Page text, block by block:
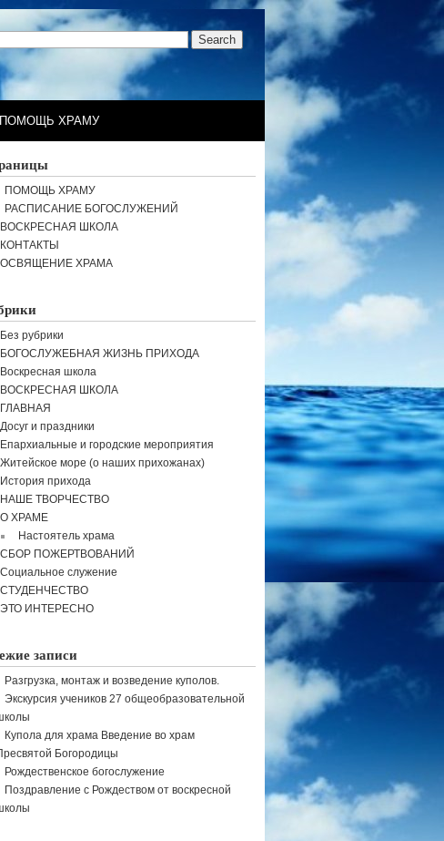
ПОМОЩЬ ХРАМУ
ПОМОЩЬ ХРАМУ
РАСПИСАНИЕ БОГОСЛУЖЕНИЙ
ВОСКРЕСНАЯ ШКОЛА
КОНТАКТЫ
ОСВЯЩЕНИЕ ХРАМА
Без рубрики
БОГОСЛУЖЕБНАЯ ЖИЗНЬ ПРИХОДА
Воскресная школа
ВОСКРЕСНАЯ ШКОЛА
ГЛАВНАЯ
Досуг и праздники
Епархиальные и городские мероприятия
Житейское море (о наших прихожанах)
История прихода
НАШЕ ТВОРЧЕСТВО
О ХРАМЕ
Настоятель храма
СБОР ПОЖЕРТВОВАНИЙ
Социальное служение
СТУДЕНЧЕСТВО
ЭТО ИНТЕРЕСНО
записи
Разгрузка, монтаж и возведение куполов.
Экскурсия учеников 27 общеобразовательной
Купола для храма Введение во храм
Богородицы
Рождественское богослужение
Поздравление с Рождеством от воскресной